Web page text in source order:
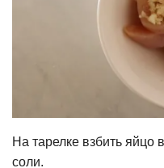
На тарелке взбить яйцо
соли.